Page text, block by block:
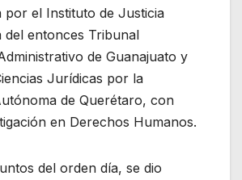
por el Instituto de Justicia
del entonces Tribunal
de Guanajuato y
Jurídicas por la
de Querétaro, con
en Derechos Humanos.
del orden día, se dio